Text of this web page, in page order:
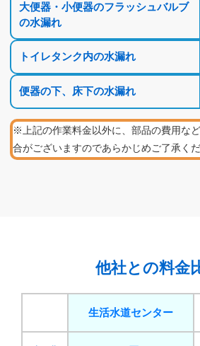
大便器・小便器のフラッシュバルブ
の水漏れ
トイレタンク内の水漏れ
便器の下、床下の水漏れ
※上記の作業料金以外に、部品の費用な
合がございますのであらかじめご了承くだ
他社との料金
生活水道センター